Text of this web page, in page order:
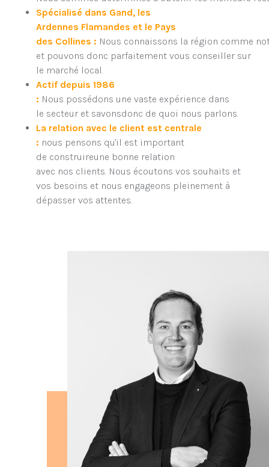
Spécialisé dans Gand, les
Ardennes Flamandes et le Pays
des Collines : Nous connaissons la région comme
et pouvons donc parfaitement vous conseiller sur
le marché local.
Actif depuis 1986
: Nous possédons une vaste expérience dans
le secteur et savonsdonc de quoi nous parlons.
La relation avec le client est centrale
: nous pensons qu'il est important
de construireune bonne relation
avec nos clients. Nous écoutons vos souhaits et
vos besoins et nous engageons pleinement à
dépasser vos attentes.